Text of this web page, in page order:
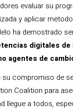
evaluar su
y aplicar
ha demostrado
digitales
agentes de
su compromiso de
Coalition para
llegue a todos,